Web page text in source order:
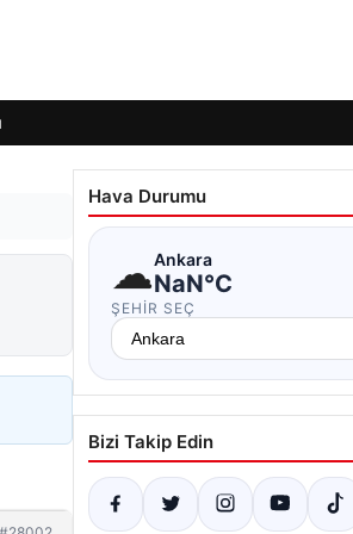
Hava Durumu
☁Ankara
NaN°C
ŞEHIR SEÇ
Bizi Takip Edin